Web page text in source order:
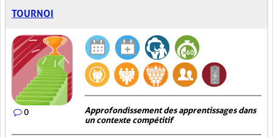
TOURNOI
0
Approfondissement des apprentissages dans
un contexte compétitif